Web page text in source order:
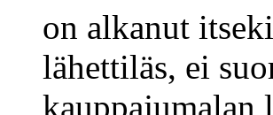
on alkanut
lähettiläs, ei
kauppajumalan